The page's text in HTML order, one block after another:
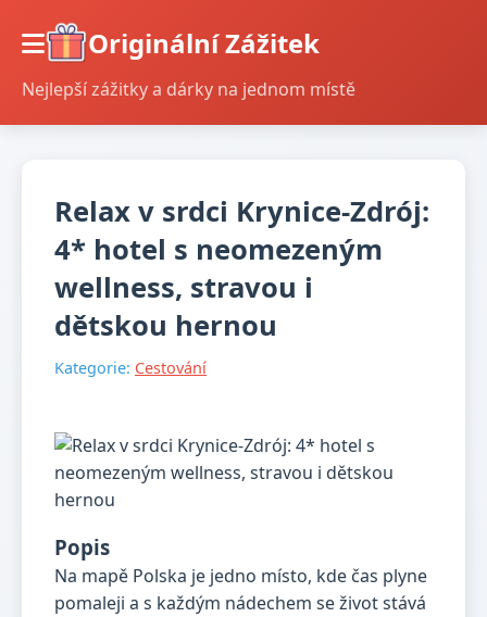
Originální Zážitek
Nejlepší zážitky a dárky na jednom místě
Relax v srdci Krynice-Zdrój:
4* hotel s neomezeným
wellness, stravou i
dětskou hernou
Kategorie: Cestování
Popis
Na mapě Polska je jedno místo, kde čas plyne
pomaleji a s každým nádechem se život stává